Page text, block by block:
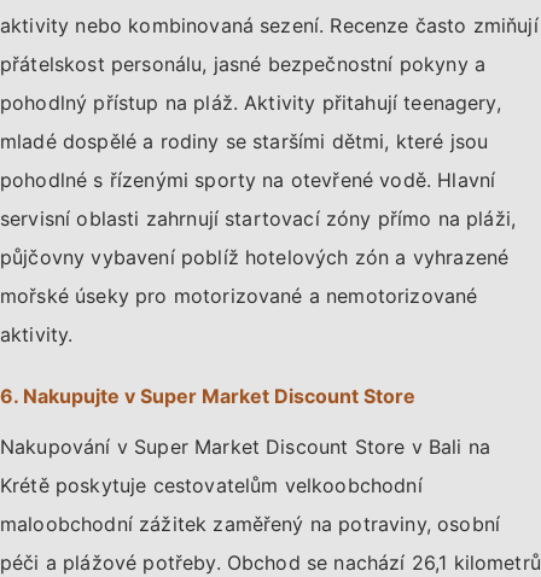
aktivity nebo kombinovaná sezení. Recenze často zmiňují
přátelskost personálu, jasné bezpečnostní pokyny a
pohodlný přístup na pláž. Aktivity přitahují teenagery,
mladé dospělé a rodiny se staršími dětmi, které jsou
pohodlné s řízenými sporty na otevřené vodě. Hlavní
servisní oblasti zahrnují startovací zóny přímo na pláži,
půjčovny vybavení poblíž hotelových zón a vyhrazené
mořské úseky pro motorizované a nemotorizované
aktivity.
6. Nakupujte v Super Market Discount Store
Nakupování v Super Market Discount Store v Bali na
Krétě poskytuje cestovatelům velkoobchodní
maloobchodní zážitek zaměřený na potraviny, osobní
péči a plážové potřeby. Obchod se nachází 26,1 kilometrů